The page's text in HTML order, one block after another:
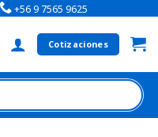
+56 9 7565 9625
Cotizaciones